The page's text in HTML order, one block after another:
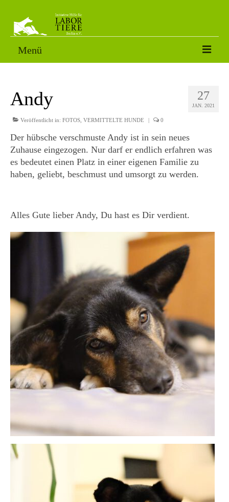
Menü
SORGENFÄLLE
PATENSCHAFT
AKTUELLES
FOTOS
KONTAKT
27
JAN. 2021
Andy
Veröffentlicht in: FOTOS VERMITTELTE HUNDE | 0
Der hübsche verschmuste Andy ist in sein neues
Zuhause eingezogen. Nur darf er endlich erfahren was
es bedeutet einen Platz in einer eigenen Familie zu
haben, geliebt, beschmust und umsorgt zu werden.
Alles Gute lieber Andy, Du hast es Dir verdient.